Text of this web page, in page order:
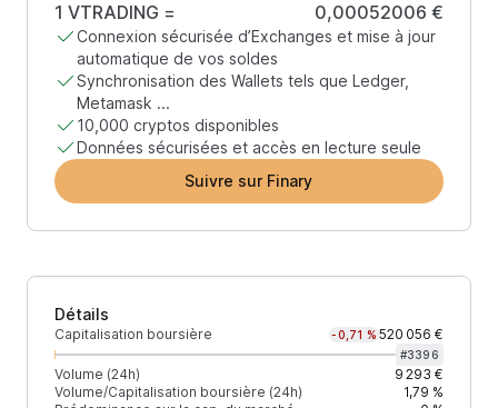
1 VTRADING = 0,00052006 €
Connexion sécurisée d’Exchanges et mise à jour
automatique de vos soldes
Synchronisation des Wallets tels que Ledger,
Metamask ...
10,000 cryptos disponibles
Données sécurisées et accès en lecture seule
Suivre sur Finary
Détails
Capitalisation boursière -0,71 % 520 056 €
#3396
Volume (24h)
9 293 €
Volume/Capitalisation boursière (24h)
1,79 %